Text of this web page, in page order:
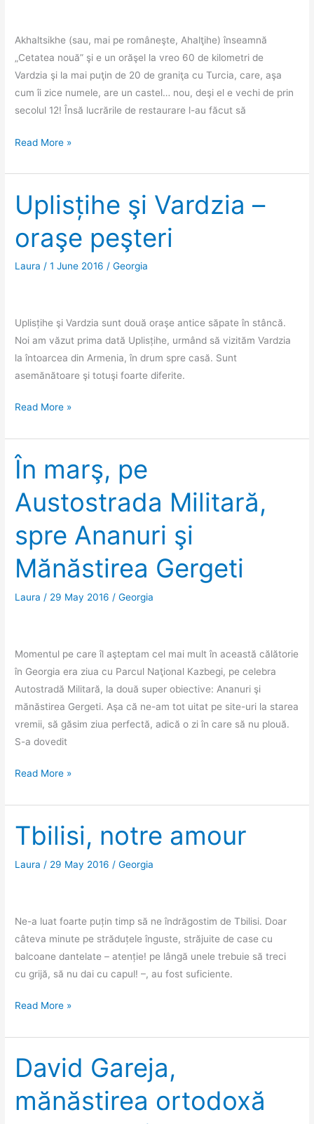
Akhaltsikhe (sau, mai pe româneşte, Ahalţihe) înseamnă
„Cetatea nouă” şi e un orăşel la vreo 60 de kilometri de
Vardzia şi la mai puţin de 20 de graniţa cu Turcia, care, aşa
cum îi zice numele, are un castel… nou, deşi el e vechi de prin
secolul 12! Însă lucrările de restaurare l-au făcut să
Akhaltsikhe
prea
noua
cetate
la
graniţa
Read More »
Uplisțihe şi Vardzia –
oraşe peşteri
Laura /1 June 2016 /Georgia
Uplisțihe şi Vardzia sunt două oraşe antice săpate în stâncă.
Noi am văzut prima dată Uplisțihe, urmând să vizităm Vardzia
la întoarcea din Armenia, în drum spre casă. Sunt
asemănătoare şi totuşi foarte diferite.
Uplisțihe
Vardzia
–
oraşe
peşteri
Read More »
În marş, pe
Austostrada Militară,
spre Ananuri şi
Mănăstirea Gergeti
Laura / 29 May 2016 /Georgia
Momentul pe care îl aşteptam cel mai mult în această călătorie
în Georgia era ziua cu Parcul Naţional Kazbegi, pe celebra
Autostradă Militară, la două super obiective: Ananuri şi
mănăstirea Gergeti. Aşa că ne-am tot uitat pe site-uri la starea
vremii, să găsim ziua perfectă, adică o zi în care să nu plouă.
S-a dovedit
În
pe
Austostrada
Militară,
spre
Read More »
Tbilisi, notre amour
Laura / 29 May 2016 /Georgia
Ne-a luat foarte puțin timp să ne îndrăgostim de Tbilisi. Doar
câteva minute pe străduțele înguste, străjuite de case cu
balcoane dantelate – atenție! pe lângă unele trebuie să treci
cu grijă, să nu dai cu capul! –, au fost suficiente.
Tbilisi,
amour
Read More »
David Gareja,
mănăstirea ortodoxă